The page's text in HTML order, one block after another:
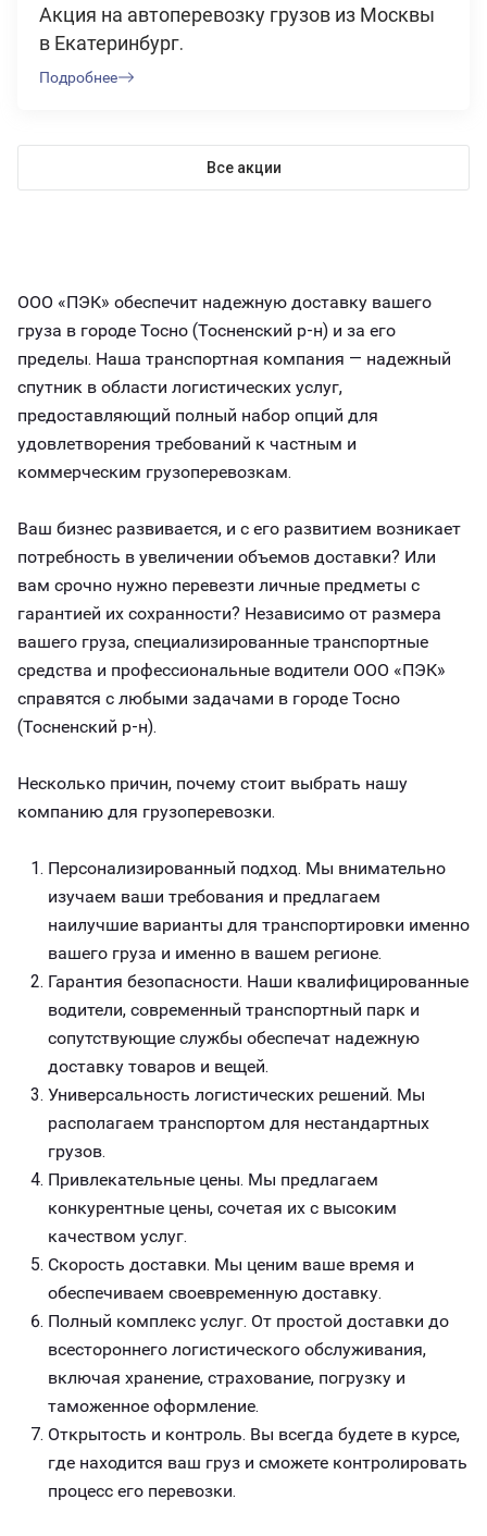
Акция на автоперевозку грузов из Москвы
в Екатеринбург.
Подробнее
Все акции
ООО «ПЭК» обеспечит надежную доставку вашего
груза в городе Тосно (Тосненский р-н) и за его
пределы. Наша транспортная компания — надежный
спутник в области логистических услуг,
предоставляющий полный набор опций для
удовлетворения требований к частным и
коммерческим грузоперевозкам.
Ваш бизнес развивается, и с его развитием возникает
потребность в увеличении объемов доставки? Или
вам срочно нужно перевезти личные предметы с
гарантией их сохранности? Независимо от размера
вашего груза, специализированные транспортные
средства и профессиональные водители ООО «ПЭК»
справятся с любыми задачами в городе Тосно
(Тосненский р-н).
Несколько причин, почему стоит выбрать нашу
компанию для грузоперевозки.
Персонализированный подход. Мы внимательно
изучаем ваши требования и предлагаем
наилучшие варианты для транспортировки именно
вашего груза и именно в вашем регионе.
Гарантия безопасности. Наши квалифицированные
водители, современный транспортный парк и
сопутствующие службы обеспечат надежную
доставку товаров и вещей.
Универсальность логистических решений. Мы
располагаем транспортом для нестандартных
грузов.
Привлекательные цены. Мы предлагаем
конкурентные цены, сочетая их с высоким
качеством услуг.
Скорость доставки. Мы ценим ваше время и
обеспечиваем своевременную доставку.
Полный комплекс услуг. От простой доставки до
всестороннего логистического обслуживания,
включая хранение, страхование, погрузку и
таможенное оформление.
Открытость и контроль. Вы всегда будете в курсе,
где находится ваш груз и сможете контролировать
процесс его перевозки.